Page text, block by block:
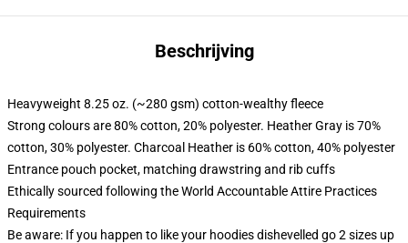
Beschrijving
Heavyweight 8.25 oz. (~280 gsm) cotton-wealthy fleece
Strong colours are 80% cotton, 20% polyester. Heather Gray is 70%
cotton, 30% polyester. Charcoal Heather is 60% cotton, 40% polyester
Entrance pouch pocket, matching drawstring and rib cuffs
Ethically sourced following the World Accountable Attire Practices
Requirements
Be aware: If you happen to like your hoodies dishevelled go 2 sizes up